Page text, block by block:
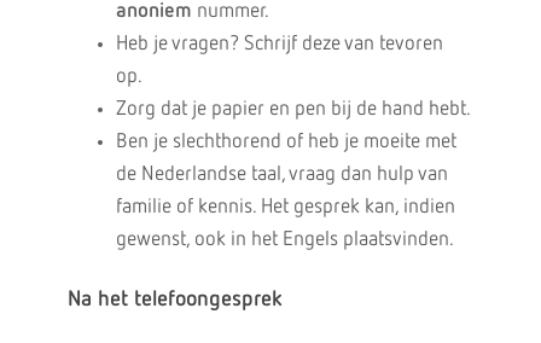
anoniem nummer.
Heb je vragen? Schrijf deze van tevoren
op.
Zorg dat je papier en pen bij de hand hebt.
Ben je slechthorend of heb je moeite met
de Nederlandse taal, vraag dan hulp van
familie of kennis. Het gesprek kan, indien
gewenst, ook in het Engels plaatsvinden.
Na het telefoongesprek